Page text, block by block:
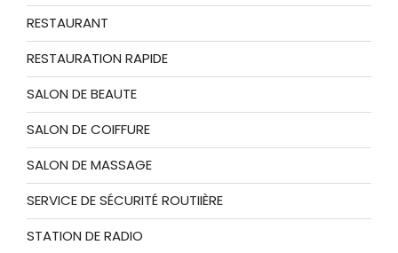
RESTAURANT
RESTAURATION RAPIDE
SALON DE BEAUTE
SALON DE COIFFURE
SALON DE MASSAGE
SERVICE DE SÉCURITÉ ROUTIIÈRE
STATION DE RADIO